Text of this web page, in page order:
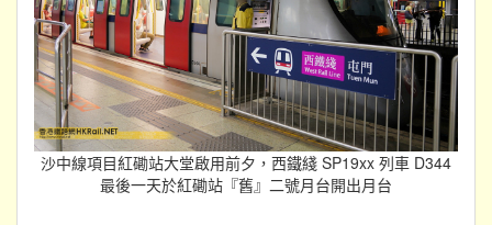
沙中線項目紅磡站大堂啟用前夕，西鐵綫 SP19xx 列車 D344
最後一天於紅磡站『舊』二號月台開出月台